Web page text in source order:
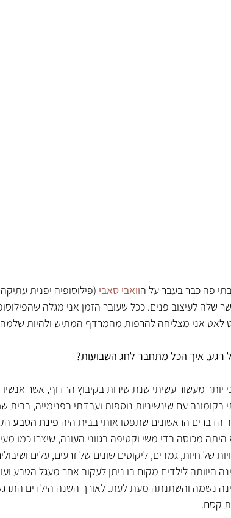
פה כבר בעבר על הוואבי סאבי (פילוסופיה יפנית
שלה לעיצוב פנים. ככל שעובר הזמן אני מגלה
לאט אני מצליחה להרפות מהמרדף המתיש ולהיות
רגע. איך הכל מתחבר לחג השבועות?
יותר מעשור עשיתי שנת שירות בקיבוץ הרדוף, אשר אנשיו
בקומונה עם שינשיניות נוספות ועבדתי בפנימייה, בבית שחיו בו 9 ילדים
הדברים הראשונים שתפסו אותי בבית היה פינת הטבע
היתה מכוסה בדי משי וקטיפה בגווני העונה, שיצרו כמו
של חיות, גמדים, ליקוטים שונים של זרעים, עלים
היוותה לילדים מקום בו ניתן לעקוב אחר מעגל הטבע
נשמה והשתנתה מעת לעת. לאורך השנה הילדים
קסם.